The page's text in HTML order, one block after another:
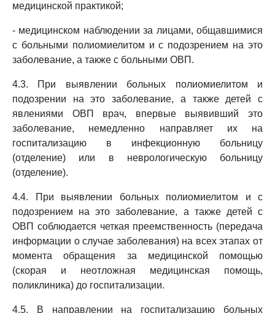
медицинской практикой;
- медицинском наблюдении за лицами, общавшимися
с больными полиомиелитом и с подозрением на это
заболевание, а также с больными ОВП.
4.3. При выявлении больных полиомиелитом и
подозрении на это заболевание, а также детей с
явлениями ОВП врач, впервые выявивший это
заболевание, немедленно направляет их на
госпитализацию в инфекционную больницу
(отделение) или в неврологическую больницу
(отделение).
4.4. При выявлении больных полиомиелитом и с
подозрением на это заболевание, а также детей с
ОВП соблюдается четкая преемственность (передача
информации о случае заболевания) на всех этапах от
момента обращения за медицинской помощью
(скорая и неотложная медицинская помощь,
поликлиника) до госпитализации.
4.5. В направлении на госпитализацию больных